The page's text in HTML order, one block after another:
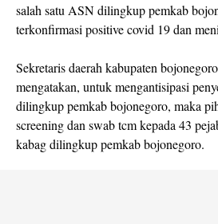
salah satu ASN dilingkup pemkab
terkonfirmasi positive covid 19 dan
Sekretaris daerah kabupaten
mengatakan, untuk mengantisipasi
dilingkup pemkab bojonegoro, maka
screening dan swab tcm kepada 43
kabag dilingkup pemkab bojonegoro.